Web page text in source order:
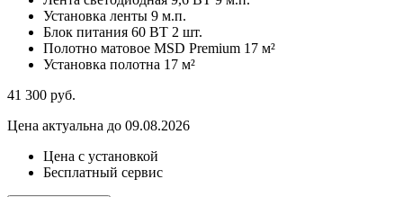
Установка ленты 9 м.п.
Блок питания 60 ВТ 2 шт.
Полотно матовое MSD Premium 17 м²
Установка полотна 17 м²
41 300 руб.
Цена актуальна до 09.08.2026
Цена с установкой
Бесплатный сервис